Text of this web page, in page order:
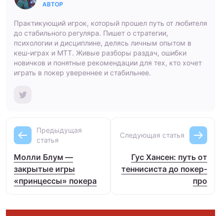
АВТОР
Практикующий игрок, который прошел путь от любителя
до стабильного регуляра. Пишет о стратегии,
психологии и дисциплине, делясь личным опытом в
кеш-играх и МТТ. Живые разборы раздач, ошибки
новичков и понятные рекомендации для тех, кто хочет
играть в покер увереннее и стабильнее.
Предыдущая
статья
Молли Блум —
закрытые игры
«принцессы» покера
Следующая статья
Гус Хансен: путь от
теннисиста до покер-
про